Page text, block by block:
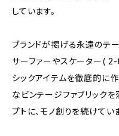
しています。
ブランドが掲げる永遠のテー
サーファーやスケーター(
シックアイテムを徹底的に
なビンテージファブリック
プトに、モノ創りを続けてい